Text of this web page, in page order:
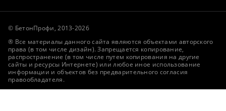
© БетонПрофи, 2013-2026
® Все материалы данного сайта являются объектами авторского
права (в том числе дизайн). Запрещается копирование,
распространение (в том числе путем копирования на другие
сайты и ресурсы Интернете) или любое иное использование
информации и объектов без предварительного согласия
правообладателя.